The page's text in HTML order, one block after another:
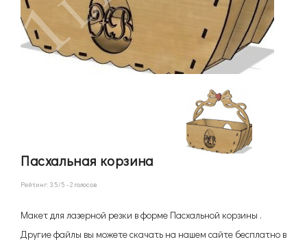
Пасхальная корзина
Рейтинг: 3.5/5 -2 голосов
Макет для лазерной резки в форме Пасхальной корзины .
Другие файлы вы можете скачать на нашем сайте бесплатно в